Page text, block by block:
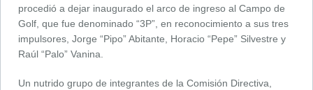
procedió a dejar inaugurado el arco de ingreso al Campo de
Golf, que fue denominado “3P”, en reconocimiento a sus tres
impulsores, Jorge “Pipo” Abitante, Horacio “Pepe” Silvestre y
Raúl “Palo” Vanina.
Un nutrido grupo de integrantes de la Comisión Directiva,